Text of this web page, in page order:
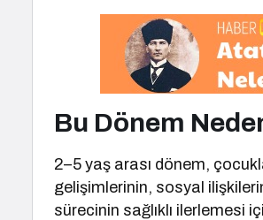
Bu Dönem
2–5 yaş arası dönem,
gelişimlerinin, sosyal
sürecinin sağlıklı ilerlemesi